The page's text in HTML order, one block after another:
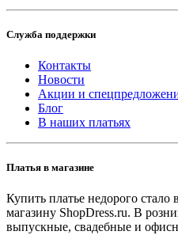
Служба поддержки
Контакты
Новости
Акции и
Блог
В наших платьях
Платья в магазине
Купить платье недорого
магазину ShopDress.ru. В
выпускные, свадебные и